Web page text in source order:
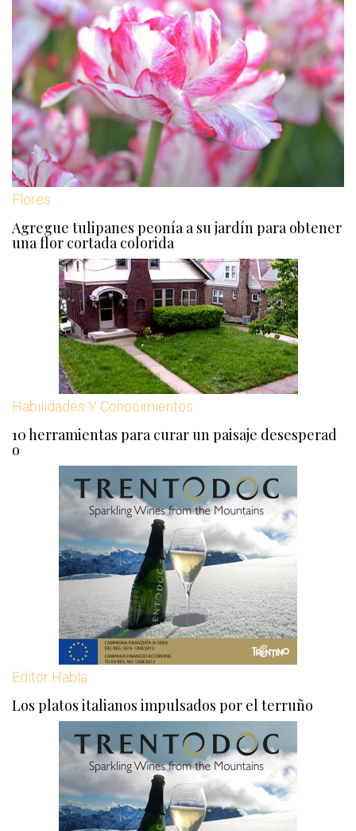
Flores
Agregue tulipanes peonía a su jardín para obtener
una flor cortada colorida
Habilidades Y Conocimientos
10 herramientas para curar un paisaje desesperad
o
Editor Habla
Los platos italianos impulsados ​​por el terruño